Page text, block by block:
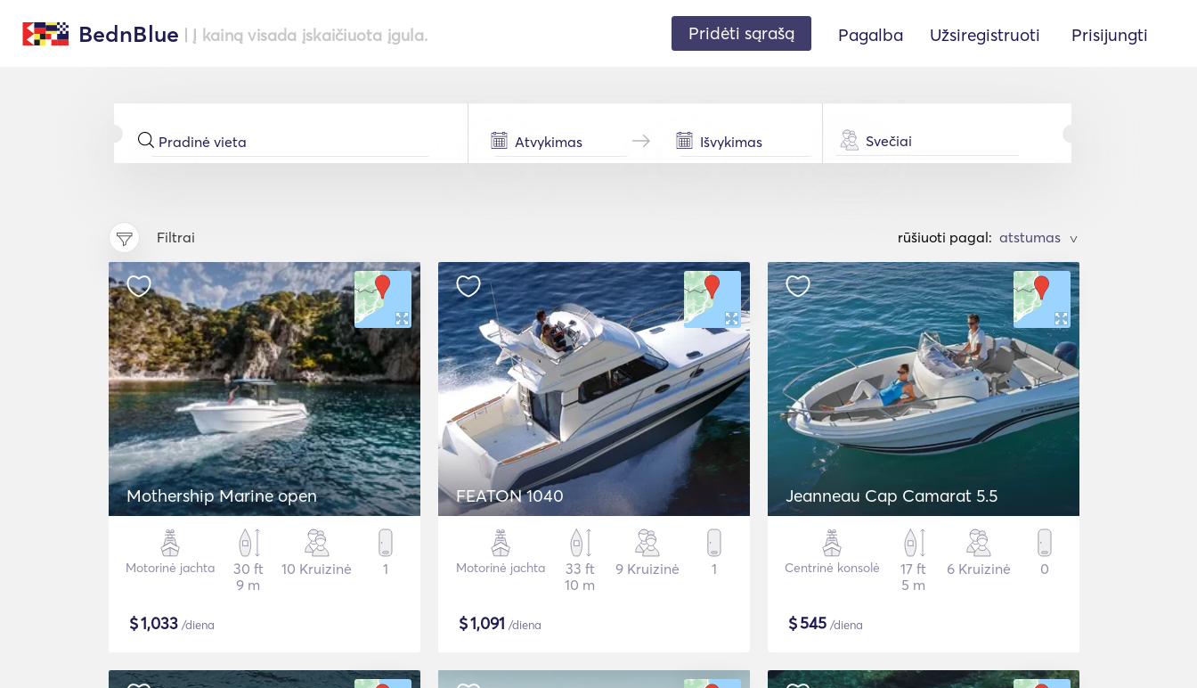
BednBlue | Į kainą visada įskaičiuota įgula. Pridėti sąrašą Pagalba Užsiregistruoti Prisijungti
Svečiai
Filtrai rūšiuoti pagal: >
Mothership Marine open
Motorinė jachta
30 ft
9 m
10 Kruizinė 1
$1,033 /diena
FEATON 1040
Motorinė jachta
33 ft
10 m
9 Kruizinė 1
$1,091 /diena
Jeanneau Cap Camarat 5.5
Centrinė konsolė
17 ft
5 m
6 Kruizinė 0
$545 /diena